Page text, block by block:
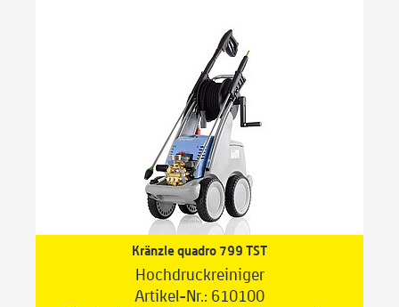
Kränzle quadro 799 TST
Hochdruckreiniger
Artikel-Nr.: 610100